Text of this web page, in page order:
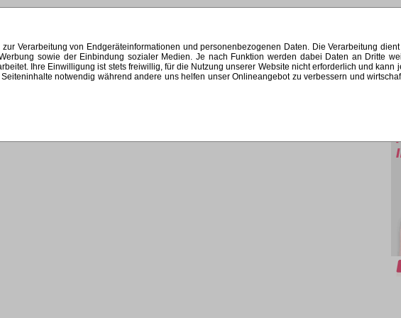
Verarbeitung von Endgeräteinformationen und personenbezogenen Daten. Die Verarbeitung
sowie der Einbindung sozialer Medien. Je nach Funktion werden dabei Daten an Dritte
Ihre Einwilligung ist stets freiwillig, für die Nutzung unserer Website nicht erforderlich und
notwendig während andere uns helfen unser Onlineangebot zu verbessern und